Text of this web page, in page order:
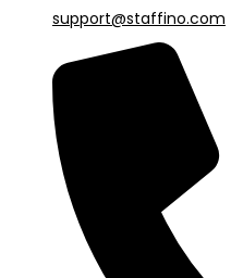
support@staffino.com